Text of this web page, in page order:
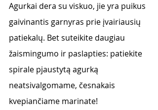
Agurkai dera su viskuo, jie yra puikus
gaivinantis garnyras prie įvairiausių
patiekalų. Bet suteikite daugiau
žaismingumo ir paslapties: patiekite
spirale pjaustytą agurką
neatsivalgomame, česnakais
kvepiančiame marinate!